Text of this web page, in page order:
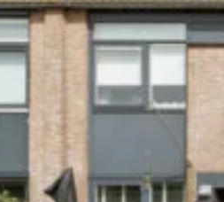
succesvolle verkoop